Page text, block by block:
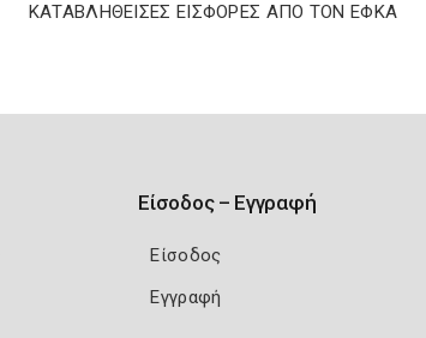
ΚΑΤΑΒΛΗΘΕΙΣΕΣ ΕΙΣΦΟΡΕΣ ΑΠΟ ΤΟΝ ΕΦΚΑ
Είσοδος – Εγγραφή
Είσοδος
Εγγραφή